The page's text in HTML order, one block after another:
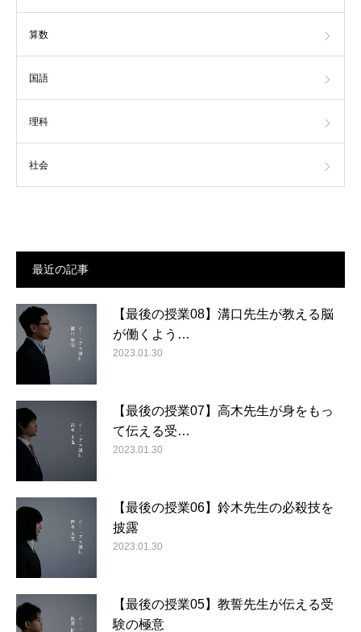
算数
国語
理科
社会
最近の記事
【最後の授業08】溝口先生が教える脳
が働くよう…
2023.01.30
【最後の授業07】高木先生が身をもっ
て伝える受…
2023.01.30
【最後の授業06】鈴木先生の必殺技を
披露
2023.01.30
【最後の授業05】教誓先生が伝える受
験の極意